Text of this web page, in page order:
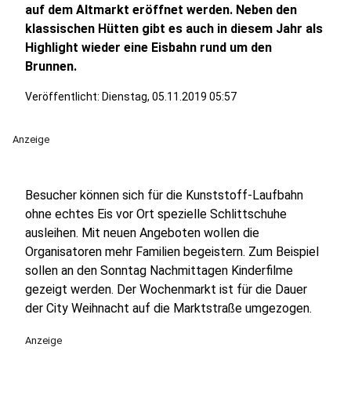
auf dem Altmarkt eröffnet werden. Neben den
klassischen Hütten gibt es auch in diesem Jahr als
Highlight wieder eine Eisbahn rund um den
Brunnen.
Veröffentlicht: Dienstag, 05.11.2019 05:57
Anzeige
Besucher können sich für die Kunststoff-Laufbahn
ohne echtes Eis vor Ort spezielle Schlittschuhe
ausleihen. Mit neuen Angeboten wollen die
Organisatoren mehr Familien begeistern. Zum Beispiel
sollen an den Sonntag Nachmittagen Kinderfilme
gezeigt werden. Der Wochenmarkt ist für die Dauer
der City Weihnacht auf die Marktstraße umgezogen.
Anzeige